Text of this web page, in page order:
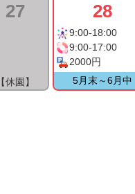
27
【休園】
28
9:00-18:00
9:00-17:00
2000円
5月末～6月中